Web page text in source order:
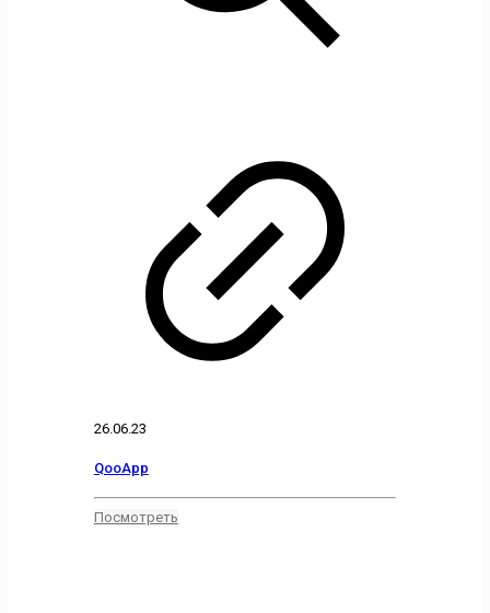
26.06.23
QooApp
Посмотреть